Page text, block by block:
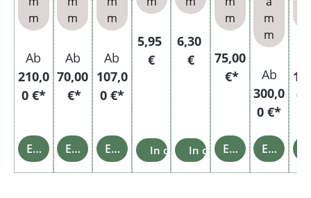
m
Ab
210,0
0 €*
Einzelheiten
hen
m
Ab
70,00
€*
Einzelheiten
m
Ab
107,0
0 €*
Einzelheiten
Regulärer Preis:
5,95
€
In den Warenkorb
Regulärer Preis:
6,30
€
In den Warenkorb
m
75,00
€*
Einzelheiten
m
m
Ab
300,0
0 €*
Einzelheiten
0